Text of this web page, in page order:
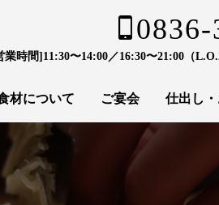
業時間]11:30〜14:00／16:30〜21:00（
材について ご宴会 仕出し